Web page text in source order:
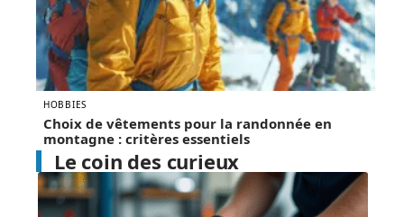
HOBBIES
Choix de vêtements pour la randonnée en
montagne : critères essentiels
Le coin des curieux